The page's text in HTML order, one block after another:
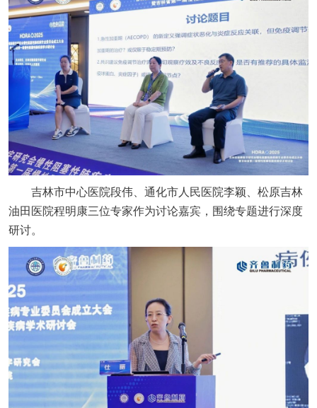
吉林市中心医院段伟、通化市人民医院李颖、松原吉林
油田医院程明康三位专家作为讨论嘉宾，围绕专题进行深度
研讨。